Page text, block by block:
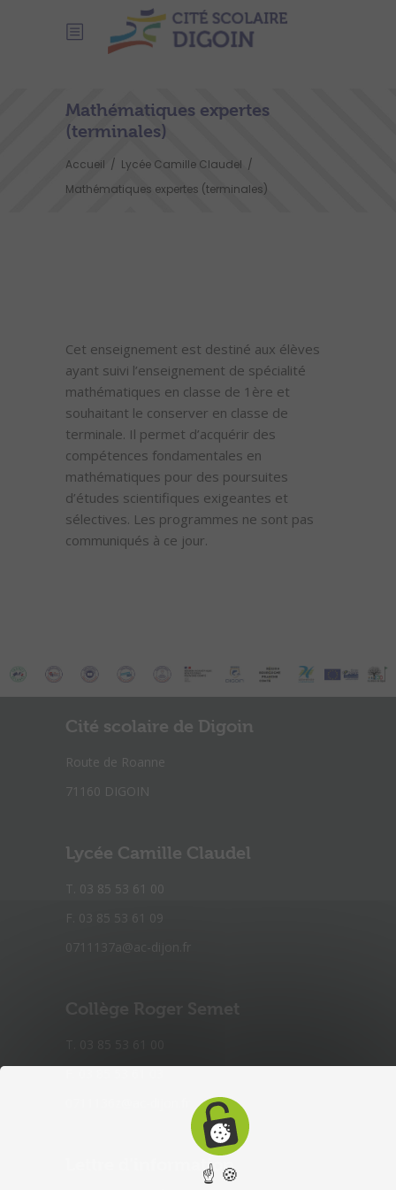
Mathématiques expertes
(terminales)
Accueil / Lycée Camille Claudel /
Mathématiques expertes (terminales)
Cet enseignement est destiné aux élèves
ayant suivi l’enseignement de spécialité
mathématiques en classe de 1ère et
souhaitant le conserver en classe de
terminale. Il permet d’acquérir des
compétences fondamentales en
mathématiques pour des poursuites
d’études scientifiques exigeantes et
sélectives. Les programmes ne sont pas
communiqués à ce jour.
Cité scolaire de Digoin
Route de Roanne
71160 DIGOIN
Lycée Camille Claudel
T. 03 85 53 61 00
F. 03 85 53 61 09
0711137a@ac-dijon.fr
Lettre d’information
☝ 🍪